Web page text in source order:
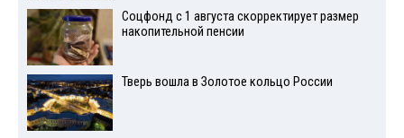
Соцфонд с 1 августа скорректирует размер
накопительной пенсии
Тверь вошла в Золотое кольцо России